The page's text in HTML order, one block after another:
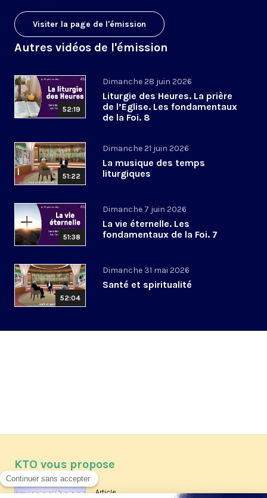
Visiter la page de l'émission
Autres vidéos de l'émission
52:19
Dimanche 28 juin 2026
Liturgie des Heures. La prière
de l’Eglise. Les fondamentaux
de la Foi. 8
51:22
Dimanche 21 juin 2026
La musique des temps
liturgiques
51:38
Dimanche 7 juin 2026
La vie éternelle. Les
fondamentaux de la Foi. 7
52:04
Dimanche 31 mai 2026
Santé et spiritualité
KTO vous propose
Article